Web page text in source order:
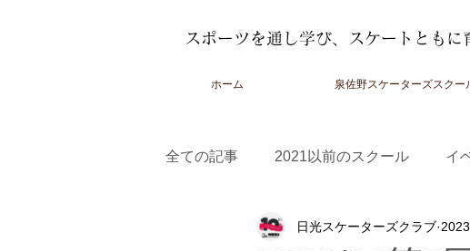
スポーツを通し学び、スケートともに
ホーム 泉佐野スケーターズスクー
全ての記事 2021以前のスクール イ
2022-2023スクール 2023-2024スク
日光スケーターズクラブ